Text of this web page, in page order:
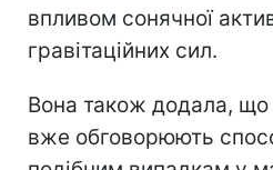
впливом сонячної
гравітаційних сил.
Вона також додала, що
вже обговорюють